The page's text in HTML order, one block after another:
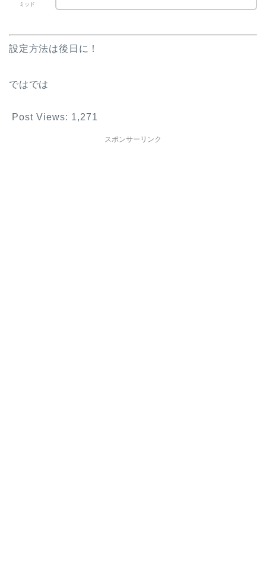
ミッド
設定方法は後日に！
ではでは
Post Views: 1,271
スポンサーリンク